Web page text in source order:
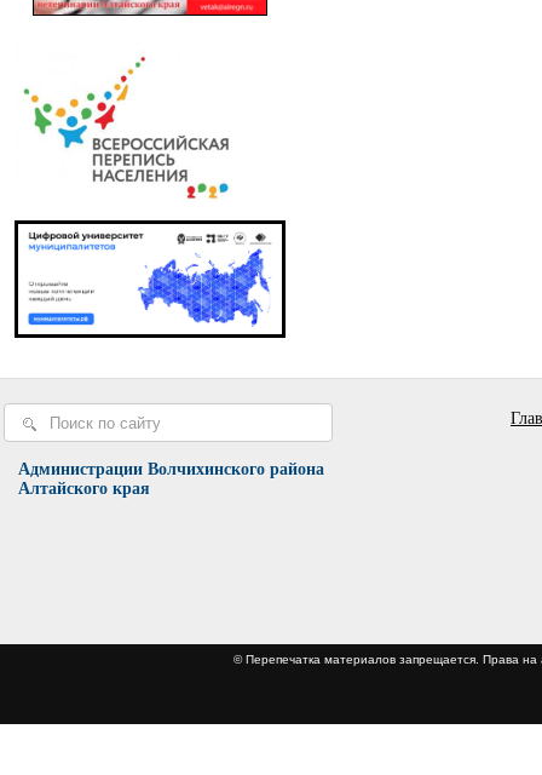
Администрации Волчихинского района
Алтайского края
© Перепечатка материалов запрещается.